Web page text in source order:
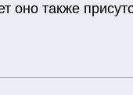
также